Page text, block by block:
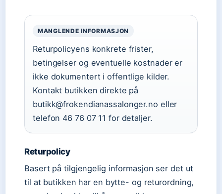
MANGLENDE INFORMASJON
Returpolicyens konkrete frister,
betingelser og eventuelle kostnader er
ikke dokumentert i offentlige kilder.
Kontakt butikken direkte på
butikk@frokendianassalonger.no eller
telefon 46 76 07 11 for detaljer.
Returpolicy
Basert på tilgjengelig informasjon ser det ut
til at butikken har en bytte- og returordning,